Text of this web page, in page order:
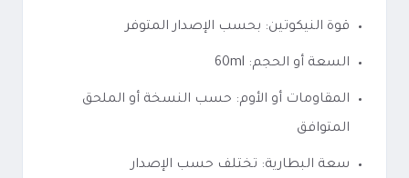
قوة النيكوتين: بحسب الإصدار المتوفر
السعة أو الحجم: 60ml
المقاومات أو الأوم: حسب النسخة أو الملحق
المتوافق
سعة البطارية: تختلف حسب الإصدار